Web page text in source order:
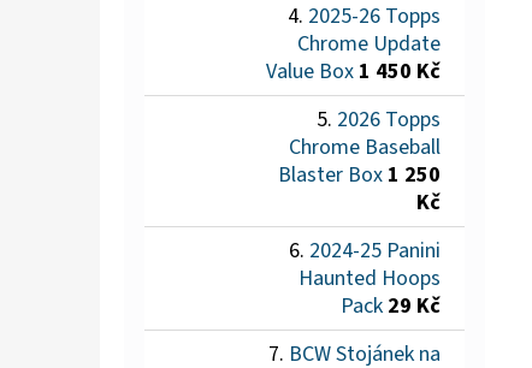
2025-26 Topps
Chrome Update
Value Box 1 450 Kč
2026 Topps
Chrome Baseball
Blaster Box 1 250
Kč
2024-25 Panini
Haunted Hoops
Pack 29 Kč
BCW Stojánek na